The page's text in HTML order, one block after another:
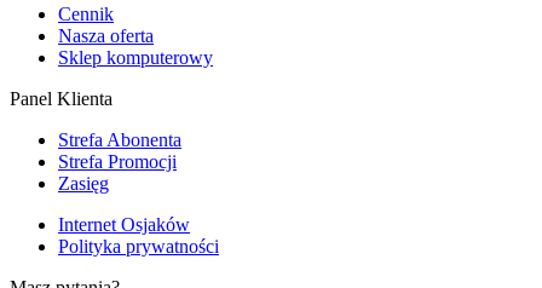
Cennik
Nasza oferta
Sklep komputerowy
Panel Klienta
Strefa Abonenta
Strefa Promocji
Zasięg
Internet Osjaków
Polityka prywatności